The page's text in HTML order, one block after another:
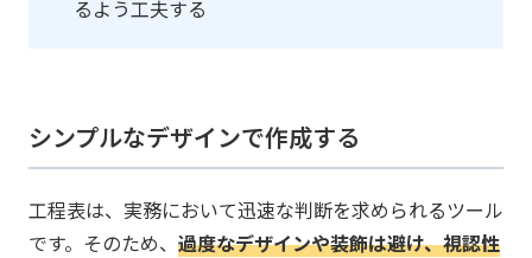
るよう工夫する
シンプルなデザインで作成する
工程表は、実務において迅速な判断を求められるツール
です。そのため、 過度なデザインや装飾は避け、視認性